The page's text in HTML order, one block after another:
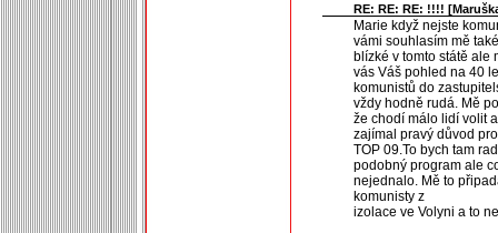
RE: RE: RE: !!!! [
Marie když nejste
vámi souhlasím mě
blízké v tomto státě ale
vás Váš pohled na 40
komunistů do
vždy hodně rudá. Mě
že chodí málo lidí volit
zajímal pravý důvod
TOP 09.To bych tam
podobný program ale
nejednalo. Mě to
komunisty z
izolace ve Volyni a to